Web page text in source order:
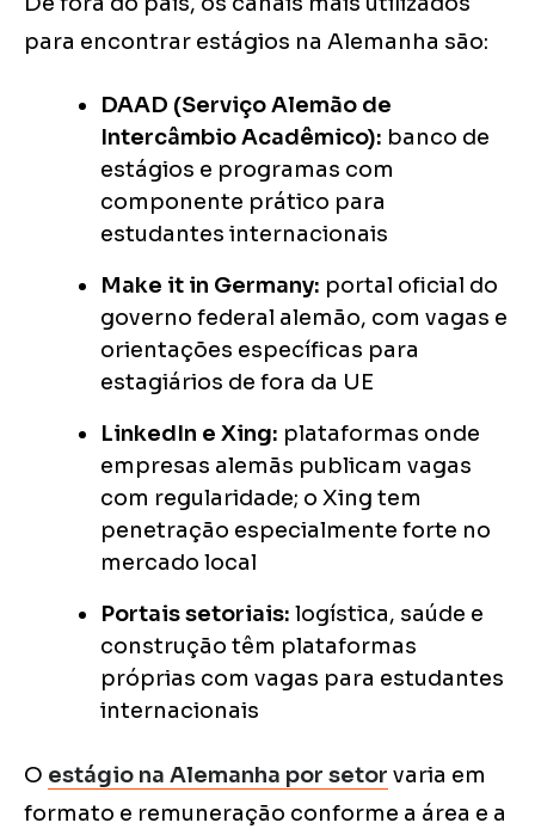
para encontrar estágios na Alemanha são:
DAAD (Serviço Alemão de
Intercâmbio Acadêmico): banco de
estágios e programas com
componente prático para
estudantes internacionais
Make it in Germany: portal oficial do
governo federal alemão, com vagas e
orientações específicas para
estagiários de fora da UE
LinkedIn e Xing: plataformas onde
empresas alemãs publicam vagas
com regularidade; o Xing tem
penetração especialmente forte no
mercado local
Portais setoriais: logística, saúde e
construção têm plataformas
próprias com vagas para estudantes
internacionais
O estágio na Alemanha por setor varia em
formato e remuneração conforme a área e a